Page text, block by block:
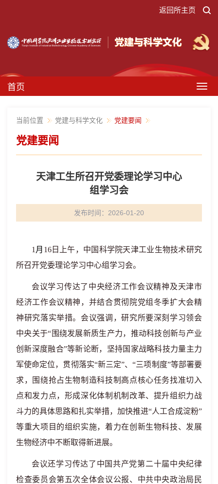
返回所主页
首页
当前位置 党建与科学文化 党建要闻
党建要闻
天津工生所召开党委理论学习中心
组学习会
发布时间：2026-01-20
1 月 16日 上午，中国科学院天津工业生物技术研究
所召开党委理论学习中心组学习会。
会议学习传达了中央经济工作会议精神及天津市
经济工作会议精神，并结合贯彻 院党组冬季扩大会精
神研究落实举措。会议强调，研究所要深刻学习领会
中央关于“围绕发展新质生产力，推动科技创新与产业
创新深度融合”等新论断，坚持国家战略科技力量主力
军使命定位，贯彻落实“新三定”、“三项制度”等部署要
求，围绕抢占生物制造科技制高点核心任务找准切入
点和发力点， 形成深化体制机制 改革、提升组织力战
斗力的具体思路和扎实举措，加快推进“人工合成淀粉”
等重大项目的组织实施， 着力在创新生物科技、发展
生物经济中不断取得新进展。
会议还学习传达了中国共产党第二十届中央纪律
检查委员会第五次全体会议公报、 中共中央政治局民